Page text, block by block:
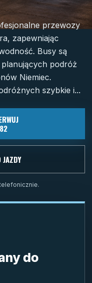
przewozy
zapewniając
Busy są
podróż
Niemiec.
szybkie i...
JAZDY
do